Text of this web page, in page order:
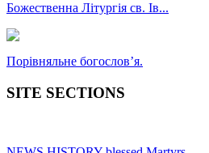
Божественна Літургія св. Ів...
Порівняльне богословʼя.
SITE SECTIONS